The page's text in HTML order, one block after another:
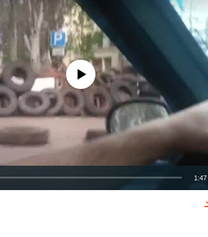
No media source currently available
1:47